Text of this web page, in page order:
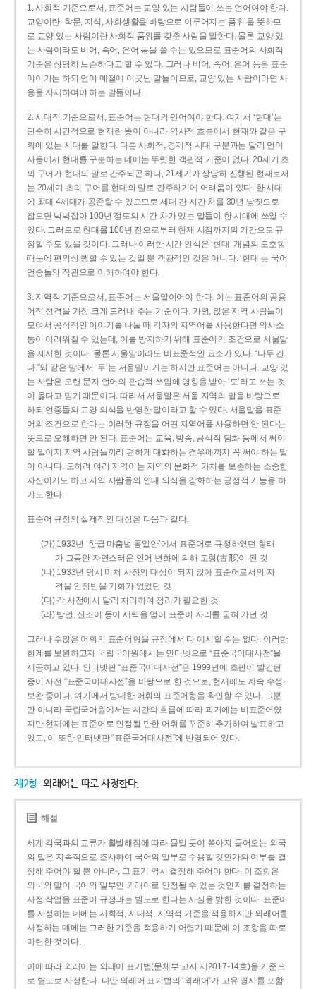
1. 사회적 기준으로서, 표준어는 교양 있는 사람들이 쓰는 언어여야 한다.
교양이란 ‘학문, 지식, 사회생활을 바탕으로 이루어지는 품위’를 뜻하므
로 교양 있는 사람이란 사회적 품위를 갖춘 사람을 말한다. 물론 교양 있
는 사람이라도 비어, 속어, 은어 등을 쓸 수는 있으므로 표준어의 사회적
기준은 상당히 느슨하다고 할 수 있다. 그러나 비어, 속어, 은어 등은 표준
어이기는 하되 언어 예절에 어긋난 말들이므로, 교양 있는 사람이라면 사
용을 자제하여야 하는 말들이다.
2. 시대적 기준으로서, 표준어는 현대의 언어여야 한다. 여기서 ‘현대’는
단순히 시간적으로 현재란 뜻이 아니라 역사적 흐름에서 현재와 같은 구
획에 있는 시대를 말한다. 다른 사회적, 경제적 시대 구분과는 달리 언어
사용에서 현대를 구분하는 데에는 뚜렷한 객관적 기준이 없다. 20세기 초
의 구어가 현대의 말로 간주되곤 하나, 21세기가 상당히 진행된 현재로서
는 20세기 초의 구어를 현대의 말로 간주하기에 어려움이 있다. 한 시대
에 최대 4세대가 공존할 수 있으므로 세대 간 시간 차를 30년 남짓으로
잡으면 넉넉잡아 100년 정도의 시간 차가 있는 말들이 한 시대에 쓰일 수
있다. 그러므로 현대를 100년 전으로부터 현재 시점까지의 기간으로 규
정할 수도 있을 것이다. 그러나 이러한 시간 인식은 ‘현대’ 개념의 모호함
때문에 편의상 행할 수 있는 것일 뿐 객관적인 것은 아니다. ‘현대’는 국어
언중들의 직관으로 이해하여야 한다.
3. 지역적 기준으로서, 표준어는 서울말이어야 한다. 이는 표준어의 공용
어적 성격을 가장 크게 드러내 주는 기준이다. 가령, 많은 지역 사람들이
모여서 공식적인 이야기를 나눌 때 각자의 지역어를 사용한다면 의사소
통이 어려워질 수 있는데, 이를 방지하기 위해 표준어의 조건으로 서울말
을 제시한 것이다. 물론 서울말이라도 비표준적인 요소가 있다. “나두 간
다.”와 같은 말에서 ‘두’는 서울말이기는 하지만 표준어는 아니다. 교양 있
는 사람은 오랜 문자 언어의 관습적 쓰임에 영향을 받아 ‘도’라고 쓰는 것
이 옳다고 믿기 때문이다. 따라서 서울말은 서울 지역의 말을 바탕으로
하되 언중들의 교양 의식을 반영한 말이라고 할 수 있다. 서울말을 표준
어의 조건으로 한다는 이러한 규정을 어떤 지역어를 사용하면 안 된다는
뜻으로 오해하면 안 된다. 표준어는 교육, 방송, 공식적 담화 등에서 써야
할 말이지 지역 사람들끼리 편하게 대화하는 경우에까지 꼭 써야 하는 말
이 아니다. 오히려 여러 지역어는 지역의 문화적 가치를 보존하는 소중한
자산이기도 하고 지역 사람들의 연대 의식을 강화하는 긍정적 기능을 하
기도 한다.
표준어 규정의 실제적인 대상은 다음과 같다.
(가) 1933년 ‘한글 마춤법 통일안’에서 표준어로 규정하였던 형태
가 그동안 자연스러운 언어 변화에 의해 고형(古形)이 된 것
(나) 1933년 당시 미처 사정의 대상이 되지 않아 표준어로서의 자
격을 인정받을 기회가 없었던 것
(다) 각 사전에서 달리 처리하여 정리가 필요한 것
(라) 방언, 신조어 등이 세력을 얻어 표준어 자리를 굳혀 가던 것
그러나 수많은 어휘의 표준어형을 규정에서 다 예시할 수는 없다. 이러한
한계를 보완하고자 국립국어원에서는 인터넷으로 “표준국어대사전”을
제공하고 있다. 인터넷판 “표준국어대사전”은 1999년에 초판이 발간된
종이 사전 “표준국어대사전”을 바탕으로 한 것으로, 현재에도 계속 수정·
보완 중이다. 여기에서 방대한 어휘의 표준어형을 확인할 수 있다. 그뿐
만 아니라 국립국어원에서는 시간의 흐름에 따라 과거에는 비표준어였
지만 현재에는 표준어로 인정될 만한 어휘를 꾸준히 추가하여 발표하고
있고, 이 또한 인터넷판 “표준국어대사전”에 반영되어 있다.
제2항 외래어는 따로 사정한다.
해설
세계 각국과의 교류가 활발해짐에 따라 물밀 듯이 쏟아져 들어오는 외국
의 말은 지속적으로 조사하여 국어의 일부로 수용할 것인가의 여부를 결
정해 주어야 할 뿐 아니라, 그 표기 역시 결정해 주어야 한다. 이 조항은
외국의 말이 국어의 일부인 외래어로 인정될 수 있는 것인지를 결정하는
사정 작업을 표준어 규정과는 별도로 한다는 사실을 밝힌 것이다. 표준어
를 사정하는 데에는 사회적, 시대적, 지역적 기준을 적용하지만 외래어를
사정하는 데에는 그러한 기준을 적용하기 어렵기 때문에 이 조항을 따로
마련한 것이다.
이에 따라 외래어는 외래어 표기법(문체부 고시 제2017-14호)을 기준으
로 별도로 사정한다. 다만 외래어 표기법의 ‘외래어’가 고유 명사를 포함